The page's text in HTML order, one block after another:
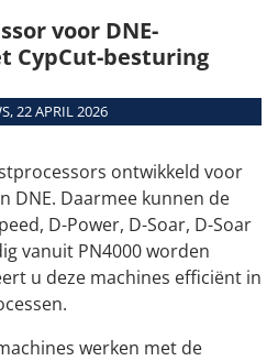
Teamviewer
voor DNE-
CypCut-besturing
22 APRIL 2026
ontwikkeld voor
DNE. Daarmee kunnen de
D-Power, D-Soar, D-Soar
vanuit PN4000 worden
u deze machines efficiënt in
werken met de